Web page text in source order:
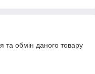
обмін даного товару